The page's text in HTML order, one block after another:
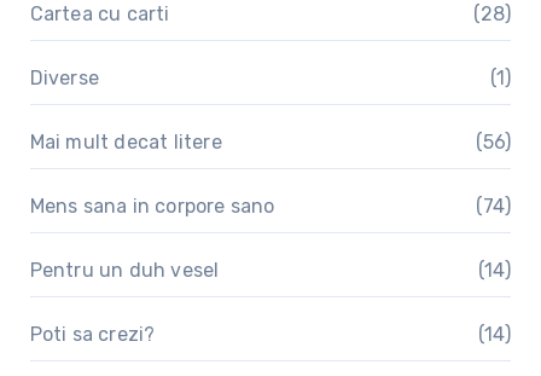
Cartea cu carti (28)
Diverse (1)
Mai mult decat litere (56)
Mens sana in corpore sano (74)
Pentru un duh vesel (14)
Poti sa crezi? (14)